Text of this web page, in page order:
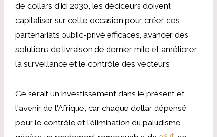
de dollars d'ici 2030, les décideurs doivent
capitaliser sur cette occasion pour créer des
partenariats public-privé efficaces, avancer des
solutions de livraison de dernier mile et améliorer
la surveillance et le contrôle des vecteurs.
Ce serait un investissement dans le présent et
l'avenir de l'Afrique, car chaque dollar dépensé
pour le contrôle et l'élimination du paludisme